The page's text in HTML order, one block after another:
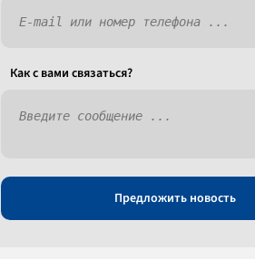
Как c вами связаться?
Предложить новость